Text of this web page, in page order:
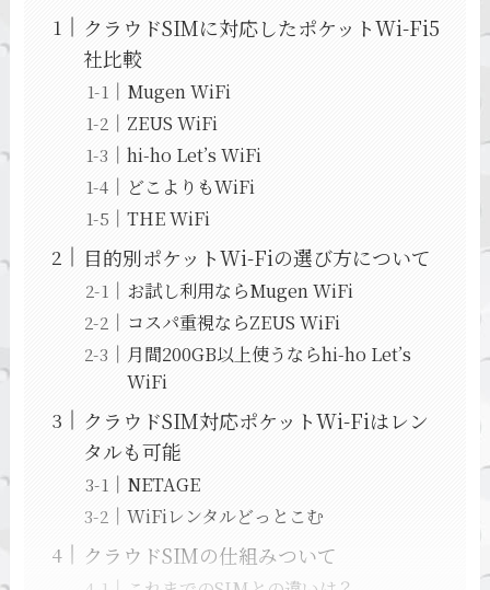
クラウドSIMに対応したポケットWi-Fi5
社比較
Mugen WiFi
ZEUS WiFi
hi-ho Let’s WiFi
どこよりもWiFi
THE WiFi
目的別ポケットWi-Fiの選び方について
お試し利用ならMugen WiFi
コスパ重視ならZEUS WiFi
月間200GB以上使うならhi-ho Let’s
WiFi
クラウドSIM対応ポケットWi-Fiはレン
タルも可能
NETAGE
WiFiレンタルどっとこむ
クラウドSIMの仕組みついて